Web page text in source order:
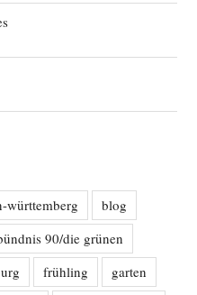
württemberg
blog
90/die grünen
frühling garten